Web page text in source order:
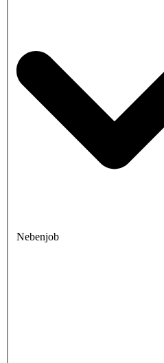
Nebenjob